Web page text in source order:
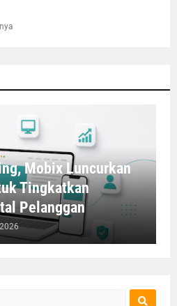
Mobix Luncurkan
Tingkatkan
Pelanggan